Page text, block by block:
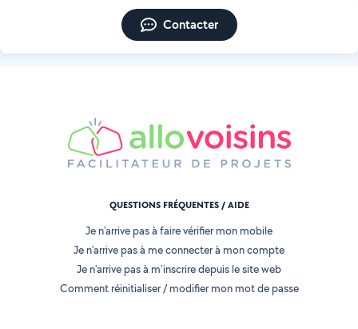
Contacter
QUESTIONS FRÉQUENTES / AIDE
Je n'arrive pas à faire vérifier mon mobile
Je n'arrive pas à me connecter à mon compte
Je n'arrive pas à m'inscrire depuis le site web
Comment réinitialiser / modifier mon mot de passe